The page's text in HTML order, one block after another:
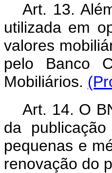
Art. 13.
utilizada em
valores
pelo Banco
Mobiliários.
Art. 14. O
da
pequenas e
renovação do